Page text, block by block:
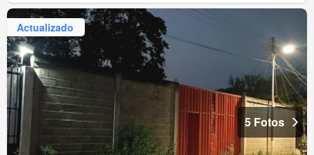
Actualizado
5 Fotos